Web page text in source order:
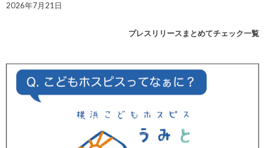
2026年7月21日
プレスリリースまとめてチェック一覧